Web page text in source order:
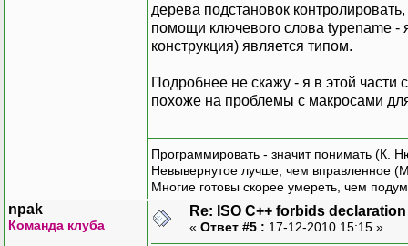
дерева подстановок
помощи ключевого слова typename -
конструкция) является типом.
Подробнее не скажу - я в этой части
похоже на проблемы с макросами
Программировать - значит понимать (К.
Невывернутое лучше, чем вправленное
Многие готовы скорее умереть, чем
npak
Команда клуба
Re: ISO C++ forbids declaration
« Ответ #5 : 17-12-2010 15:15 »